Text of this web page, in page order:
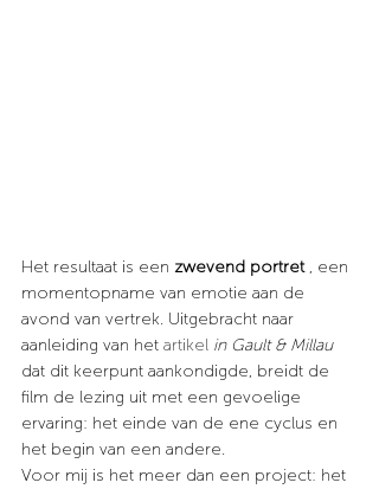
Het resultaat is een zwevend portret , een
momentopname van emotie aan de
avond van vertrek. Uitgebracht naar
aanleiding van het artikel in Gault & Millau
dat dit keerpunt aankondigde, breidt de
film de lezing uit met een gevoelige
ervaring: het einde van de ene cyclus en
het begin van een andere.
Voor mij is het meer dan een project: het